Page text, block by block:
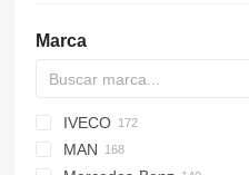
Marca
AZ
HD
Probus
C-series
Jumper
CF
LF
2000
F-MAX
IVECO
Daily
NQR
Carnival
MAN